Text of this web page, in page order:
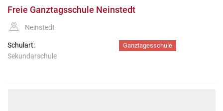
Freie Ganztagsschule Neinstedt
Neinstedt
Schulart:
Sekundarschule
Ganztagesschule